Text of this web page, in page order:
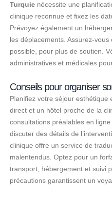
Turquie nécessite une
clinique reconnue et fixez les
Prévoyez également un
les déplacements. Assurez-
possible, pour plus de soutien.
administratives et médicales
Conseils pour organiser
Planifiez votre séjour esthétique
direct et un hôtel proche de la
consultations préalables en
discuter des détails de
clinique offre un service de
malentendus. Optez pour un
transport, hébergement et suivi
précautions garantissent un